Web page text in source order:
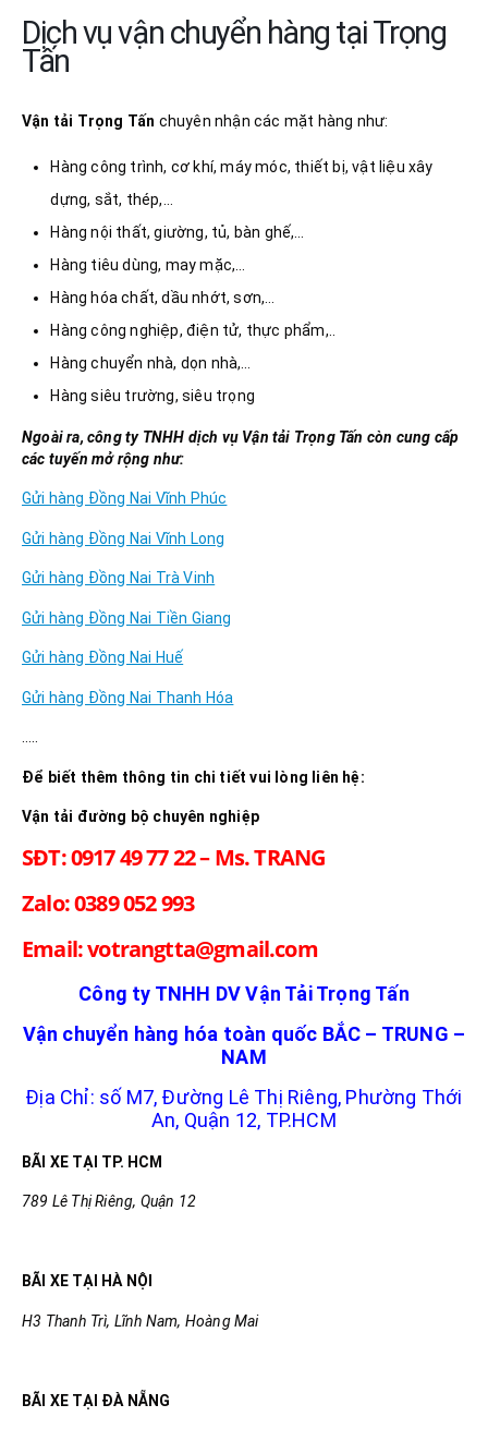
Dịch vụ vận chuyển hàng tại Trọng
Tấn
Vận tải Trọng Tấn chuyên nhận các mặt hàng như:
Hàng công trình, cơ khí, máy móc, thiết bị, vật liệu xây
dựng, sắt, thép,…
Hàng nội thất, giường, tủ, bàn ghế,…
Hàng tiêu dùng, may mặc,…
Hàng hóa chất, dầu nhớt, sơn,…
Hàng công nghiệp, điện tử, thực phẩm,..
Hàng chuyển nhà, dọn nhà,…
Hàng siêu trường, siêu trọng
Ngoài ra, công ty TNHH dịch vụ Vận tải Trọng Tấn còn cung cấp
các tuyến mở rộng như:
Gửi hàng Đồng Nai Vĩnh Phúc
Gửi hàng Đồng Nai Vĩnh Long
Gửi hàng Đồng Nai Trà Vinh
Gửi hàng Đồng Nai Tiền Giang
Gửi hàng Đồng Nai Huế
Gửi hàng Đồng Nai Thanh Hóa
Để biết thêm thông tin chi tiết vui lòng liên hệ:
Vận tải đường bộ chuyên nghiệp
SĐT: 0917 49 77 22 – Ms. TRANG
Zalo: 0389 052 993
Email: votrangtta@gmail.com
Công ty TNHH DV Vận Tải Trọng Tấn
Vận chuyển hàng hóa toàn quốc BẮC – TRUNG –
NAM
Địa Chỉ: số M7, Đường Lê Thị Riêng, Phường Thới
An, Quận 12, TP.HCM
BÃI XE TẠI TP. HCM
789 Lê Thị Riêng, Quận 12
BÃI XE TẠI HÀ NỘI
H3 Thanh Trì, Lĩnh Nam, Hoàng Mai
BÃI XE TẠI ĐÀ NẴNG